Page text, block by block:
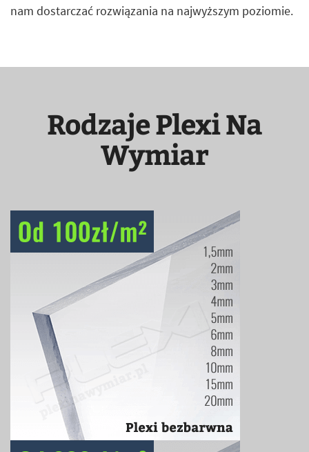
nam dostarczać rozwiązania na najwyższym poziomie.
Rodzaje Plexi Na
Wymiar